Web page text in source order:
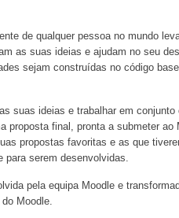
de qualquer pessoa no mundo
as suas ideias e ajudam no seu
sejam construídas no código
suas ideias e trabalhar em
proposta final, pronta a submeter ao
propostas favoritas e as que
para serem desenvolvidas.
pela equipa Moodle e
Moodle.